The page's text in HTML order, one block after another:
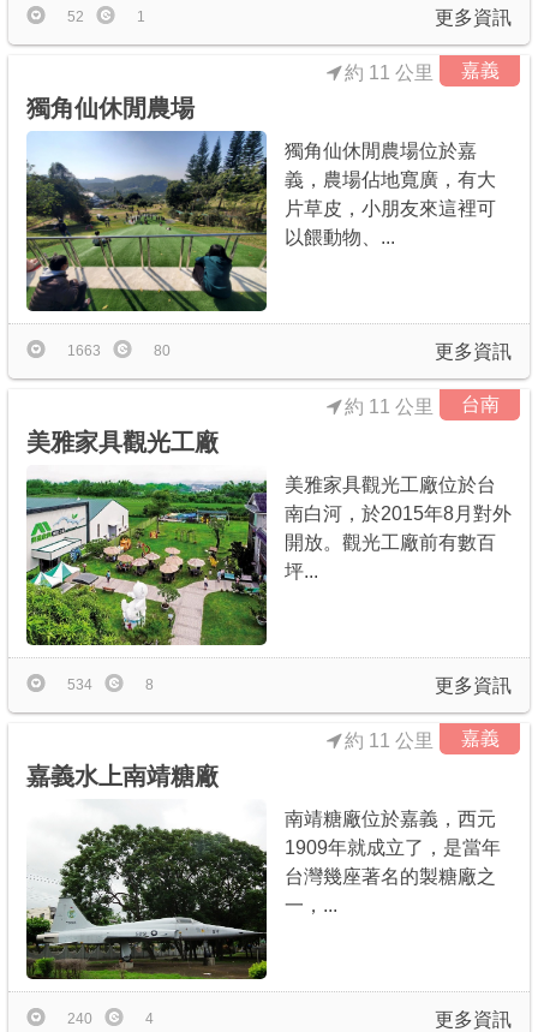
更多資訊
52 1
嘉義
約 11 公里
獨角仙休閒農場
獨角仙休閒農場位於嘉
義，農場佔地寬廣，有大
片草皮，小朋友來這裡可
以餵動物、...
更多資訊
1663 80
台南
約 11 公里
美雅家具觀光工廠
美雅家具觀光工廠位於台
南白河，於2015年8月對外
開放。觀光工廠前有數百
坪...
更多資訊
534 8
嘉義
約 11 公里
嘉義水上南靖糖廠
南靖糖廠位於嘉義，西元
1909年就成立了，是當年
台灣幾座著名的製糖廠之
一，...
更多資訊
240 4